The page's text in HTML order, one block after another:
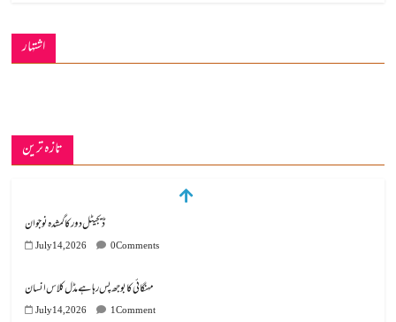
اشتہار
تازہ ترین
ڈیجیٹل دور کا گمشدہ نوجوان
July 14, 2026 0 Comments
مہنگائی کا بوجھ پس رہا ہے مڈل کلاس انسان
July 14, 2026 1 Comment